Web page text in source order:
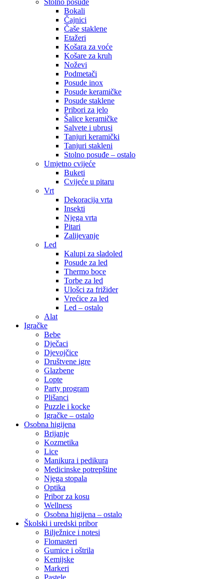
Stolno posuđe
Bokali
Čajnici
Čaše staklene
Etažeri
Košara za voće
Košare za kruh
Noževi
Podmetači
Posude inox
Posude keramičke
Posude staklene
Pribori za jelo
Šalice keramičke
Salvete i ubrusi
Tanjuri keramički
Tanjuri stakleni
Stolno posuđe – ostalo
Umjetno cvijeće
Buketi
Cvijeće u pitaru
Vrt
Dekoracija vrta
Insekti
Njega vrta
Pitari
Zalijevanje
Led
Kalupi za sladoled
Posude za led
Thermo boce
Torbe za led
Ulošci za frižider
Vrećice za led
Led – ostalo
Alat
Igračke
Bebe
Dječaci
Djevojčice
Društvene igre
Glazbene
Lopte
Party program
Plišanci
Puzzle i kocke
Igračke – ostalo
Osobna higijena
Brijanje
Kozmetika
Lice
Manikura i pedikura
Medicinske potrepštine
Njega stopala
Optika
Pribor za kosu
Wellness
Osobna higijena – ostalo
Školski i uredski pribor
Bilježnice i notesi
Flomasteri
Gumice i oštrila
Kemijske
Markeri
Pastele